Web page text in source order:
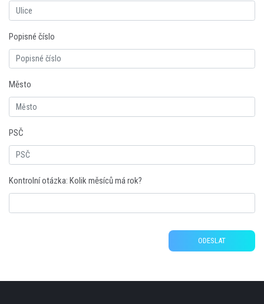
Popisné číslo
Město
PSČ
Kontrolní otázka: Kolik měsíců má rok?
ODESLAT